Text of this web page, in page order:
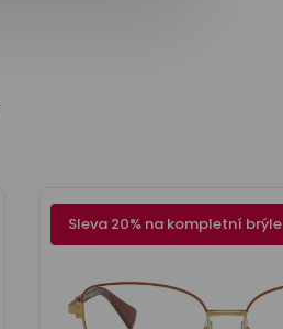
Sleva 20% na kompletní brýle